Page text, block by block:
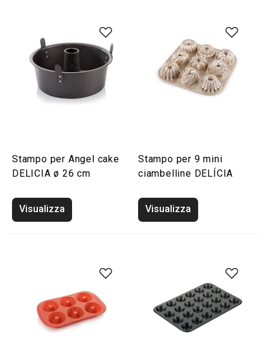
Stampo per Angel cake
DELICIA ø 26 cm
Visualizza
Stampo per 9 mini
ciambelline DELÍCIA
Visualizza